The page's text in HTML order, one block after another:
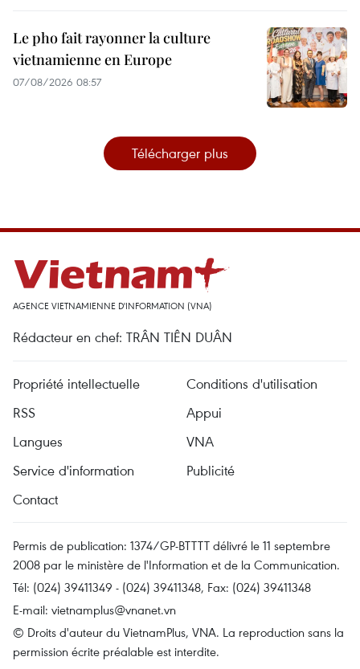
Le pho fait rayonner la culture
vietnamienne en Europe
07/08/2026 08:57
Télécharger plus
AGENCE VIETNAMIENNE D'INFORMATION (VNA)
Rédacteur en chef: TRÂN TIÊN DUÂN
Propriété intellectuelle
Conditions d'utilisation
RSS
Appui
Langues
VNA
Service d'information
Publicité
Contact
Permis de publication: 1374/GP-BTTTT délivré le 11 septembre
2008 par le ministère de l'Information et de la Communication.
Tél: (024) 39411349 - (024) 39411348, Fax: (024) 39411348
E-mail: vietnamplus@vnanet.vn
© Droits d'auteur du VietnamPlus, VNA. La reproduction sans la
permission écrite préalable est interdite.